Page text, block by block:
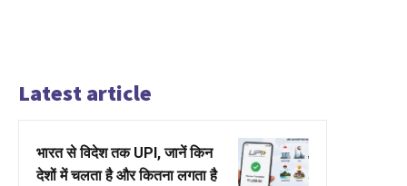
Latest article
भारत से विदेश तक UPI, जानें किन
देशों में चलता है और कितना लगता है